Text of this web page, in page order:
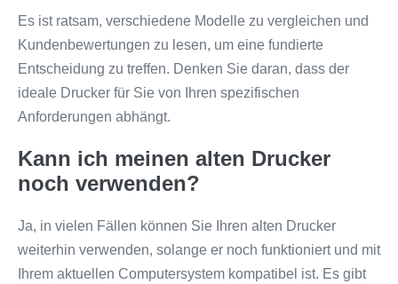
Es ist ratsam, verschiedene Modelle zu vergleichen und
Kundenbewertungen zu lesen, um eine fundierte
Entscheidung zu treffen. Denken Sie daran, dass der
ideale Drucker für Sie von Ihren spezifischen
Anforderungen abhängt.
Kann ich meinen alten Drucker
noch verwenden?
Ja, in vielen Fällen können Sie Ihren alten Drucker
weiterhin verwenden, solange er noch funktioniert und mit
Ihrem aktuellen Computersystem kompatibel ist. Es gibt